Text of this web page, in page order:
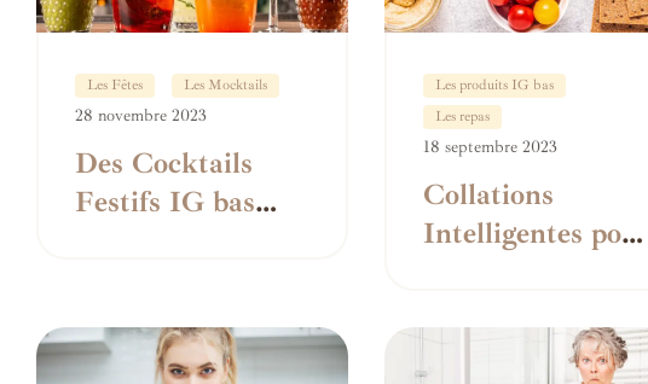
Les Fêtes Les Mocktails
28 novembre 2023
Des Cocktails
Festifs IG bas
Les produits IG bas
Les repas
18 septembre 2023
Collations
Intelligentes pour